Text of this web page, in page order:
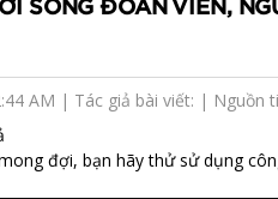
SỐNG ĐOÀN VIÊN,
AM | Tác giả bài viết: | Nguồn
đợi, bạn hãy thử sử dụng